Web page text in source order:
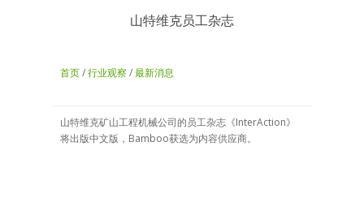
山特维克员工杂志
首页/行业观察 /最新消息
山特维克矿山工程机械公司的员工杂志《InterAction》
将出版中文版，Bamboo获选为内容供应商。